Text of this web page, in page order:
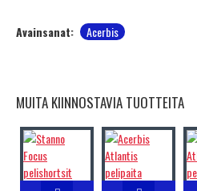
Avainsanat: Acerbis
MUITA KIINNOSTAVIA TUOTTEITA